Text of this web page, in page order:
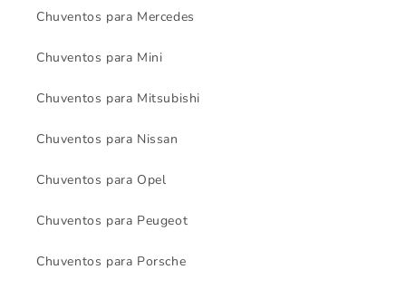
Chuventos para Mercedes
Chuventos para Mini
Chuventos para Mitsubishi
Chuventos para Nissan
Chuventos para Opel
Chuventos para Peugeot
Chuventos para Porsche